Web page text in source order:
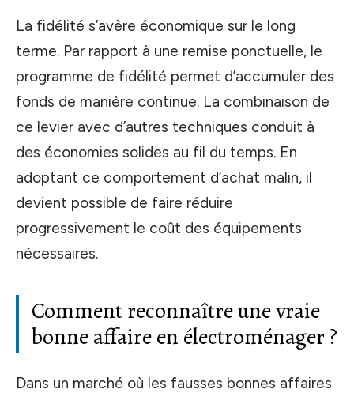
La fidélité s’avère économique sur le long
terme. Par rapport à une remise ponctuelle, le
programme de fidélité permet d’accumuler des
fonds de manière continue. La combinaison de
ce levier avec d’autres techniques conduit à
des économies solides au fil du temps. En
adoptant ce comportement d’achat malin, il
devient possible de faire réduire
progressivement le coût des équipements
nécessaires.
Comment reconnaître une vraie
bonne affaire en électroménager ?
Dans un marché où les fausses bonnes affaires